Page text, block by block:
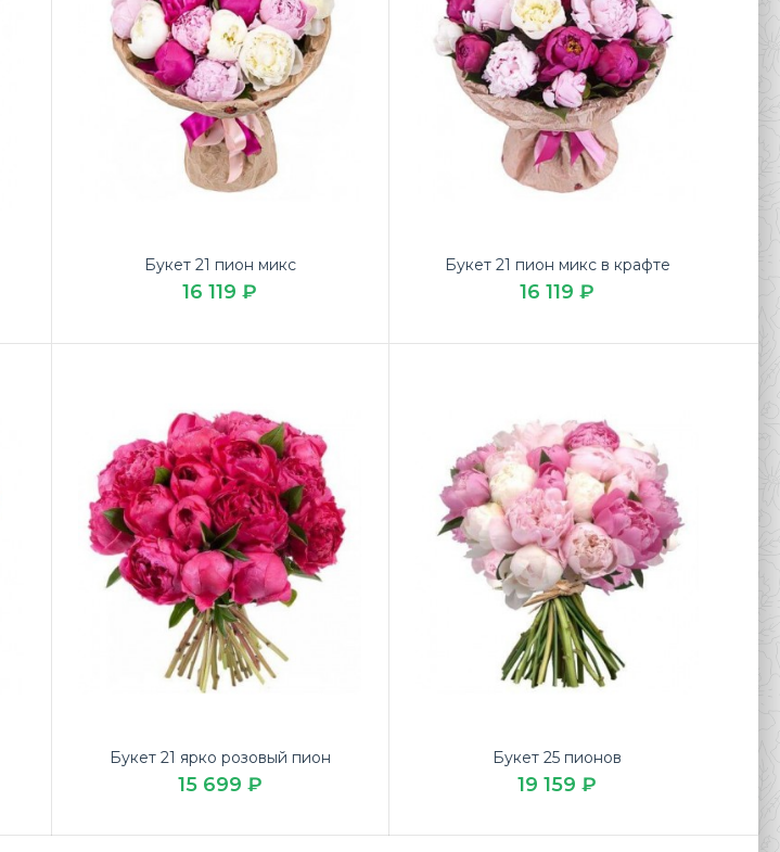
Закажите свежий Букет «Пионовые радости» по низкой цене на 8
Букет 21 пион микс
16 119 ₽
Букет 21 пион микс в крафте
16 119 ₽
Букет 21 ярко розовый пион
15 699 ₽
Букет 25 пионов
19 159 ₽